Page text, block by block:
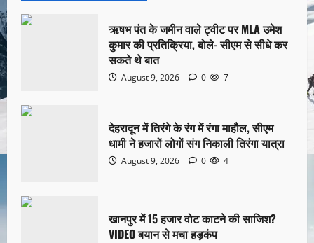
ऋषभ पंत के जमीन वाले ट्वीट पर MLA उमेश
कुमार की प्रतिक्रिया, बोले- सीएम से सीधे कर
सकते थे बात
August 9, 2026 0 7
देहरादून में तिरंगे के रंग में रंगा माहौल, सीएम
धामी ने हजारों लोगों संग निकाली तिरंगा यात्रा
August 9, 2026 0 4
खानपुर में 15 हजार वोट काटने की साजिश?
VIDEO बयान से मचा हड़कंप